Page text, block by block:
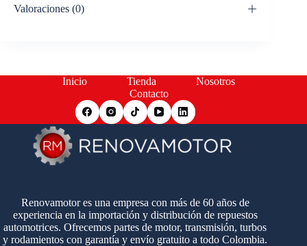
Valoraciones (0)
Inicio Tienda
Nosotros
Contacto
Renovamotor es una empresa con más de 60 años de
experiencia en la importación y distribución de repuestos
automotrices. Ofrecemos partes de motor, transmisión, turbos
y rodamientos con garantía y envío gratuito a todo Colombia.